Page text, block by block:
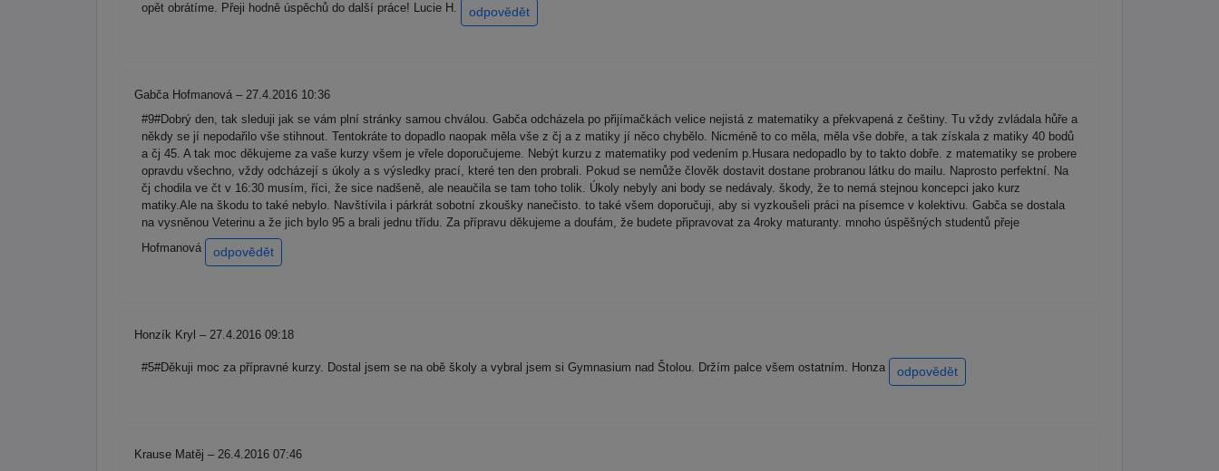
opět obrátíme. Přeji hodně úspěchů do další práce! Lucie H.
odpovědět
Gabča Hofmanová – 27.4.2016 10:36
#9#Dobrý den, tak sleduji jak se vám plní stránky samou chválou. Gabča odcházela po přijímačkách velice nejistá z matematiky a překvapená z češtiny. Tu vždy zvládala hůře a
někdy se jí nepodařilo vše stihnout. Tentokráte to dopadlo naopak měla vše z čj a z matiky jí něco chybělo. Nicméně to co měla, měla vše dobře, a tak získala z matiky 40 bodů
a čj 45. A tak moc děkujeme za vaše kurzy všem je vřele doporučujeme. Nebýt kurzu z matematiky pod vedením p.Husara nedopadlo by to takto dobře. z matematiky se probere
opravdu všechno, vždy odcházejí s úkoly a s výsledky prací, které ten den probrali. Pokud se nemůže člověk dostavit dostane probranou látku do mailu. Naprosto perfektní. Na
čj chodila ve čt v 16:30 musím, říci, že sice nadšeně, ale neaučila se tam toho tolik. Úkoly nebyly ani body se nedávaly. škody, že to nemá stejnou koncepci jako kurz
matiky.Ale na škodu to také nebylo. Navštívila i párkrát sobotní zkoušky nanečisto. to také všem doporučuji, aby si vyzkoušeli práci na písemce v kolektivu. Gabča se dostala
na vysněnou Veterinu a že jich bylo 95 a brali jednu třídu. Za přípravu děkujeme a doufám, že budete připravovat za 4roky maturanty. mnoho úspěšných studentů přeje
Hofmanová
odpovědět
Honzík Kryl – 27.4.2016 09:18
#5#Děkuji moc za přípravné kurzy. Dostal jsem se na obě školy a vybral jsem si Gymnasium nad Štolou. Držím palce všem ostatním. Honza odpovědět
Krause Matěj – 26.4.2016 07:46